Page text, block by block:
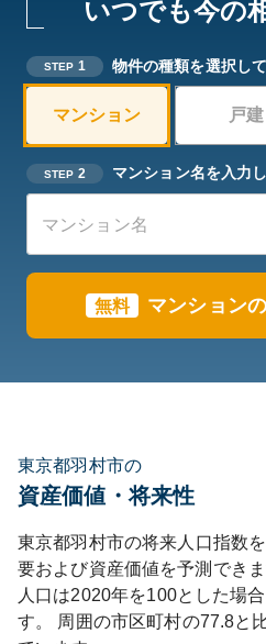
いつでも今の
STEP 1 物件の種類を選択し
マンション 戸建
STEP 2 マンション名を入力
無料 マンション
東京都羽村市の
資産価値・将来性
東京都羽村市の将来人口指数
要および資産価値を予測でき
人口は2020年を100とした場
す。
周囲の市区町村の77.8と